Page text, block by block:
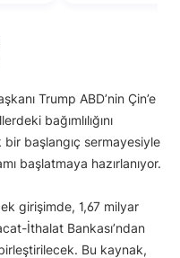
Trump ABD’nin Çin’e
bağımlılığını
bir başlangıç sermayesiyle
başlatmaya hazırlanıyor.
girişimde, 1,67 milyar
İthalat Bankası’ndan
Bu kaynak,